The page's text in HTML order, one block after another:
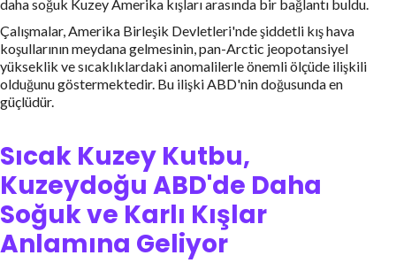
daha soğuk Kuzey Amerika kışları arasında bir bağlantı buldu.
Çalışmalar, Amerika Birleşik Devletleri'nde şiddetli kış hava
koşullarının meydana gelmesinin, pan-Arctic jeopotansiyel
yükseklik ve sıcaklıklardaki anomalilerle önemli ölçüde ilişkili
olduğunu göstermektedir. Bu ilişki ABD'nin doğusunda en
güçlüdür.
Sıcak Kuzey Kutbu,
Kuzeydoğu ABD'de Daha
Soğuk ve Karlı Kışlar
Anlamına Geliyor